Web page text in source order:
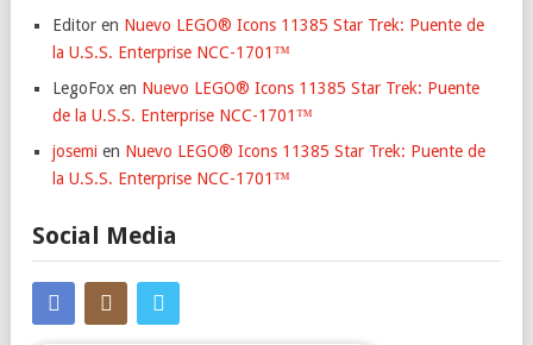
Editor en Nuevo LEGO® Icons 11385 Star Trek: Puente de
la U.S.S. Enterprise NCC-1701™
LegoFox en Nuevo LEGO® Icons 11385 Star Trek: Puente
de la U.S.S. Enterprise NCC-1701™
josemi en Nuevo LEGO® Icons 11385 Star Trek: Puente de
la U.S.S. Enterprise NCC-1701™
Social Media